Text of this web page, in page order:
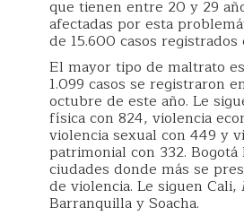
que tienen entre 20 y 29
afectadas por esta
de 15.600 casos registrados
El mayor tipo de maltrato
1.099 casos se registraron
octubre de este año. Le
física con 824, violencia
violencia sexual con 449 y
patrimonial con 332.
ciudades donde más se
de violencia. Le siguen
Barranquilla y Soacha.